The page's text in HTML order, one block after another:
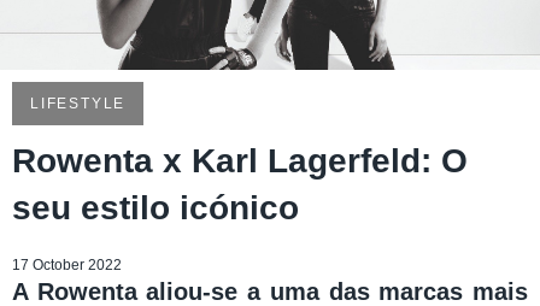
LIFESTYLE
Rowenta x Karl Lagerfeld: O
seu estilo icónico
17 October 2022
A Rowenta aliou-se a uma das marcas mais